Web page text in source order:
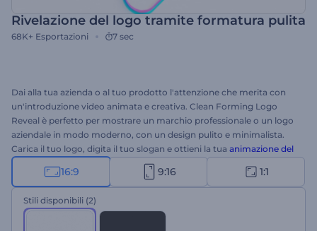
Rivelazione del logo tramite formatura pulita
68K+ Esportazioni 7 sec
Dai alla tua azienda o al tuo prodotto l'attenzione che merita con
un'introduzione video animata e creativa. Clean Forming Logo
Reveal è perfetto per mostrare un marchio professionale o un logo
aziendale in modo moderno, con un design pulito e minimalista.
Carica il tuo logo, digita il tuo slogan e ottieni la tua animazione del
logo
ad alta risoluzione, creata attraverso una serie di particelle.
Ideale per presentazioni aziendali, promozioni di marchi,
presentazioni di prodotti tecnologici e molto altro. Provalo subito!
16:9 9:16 1:1
Stili disponibili (2)